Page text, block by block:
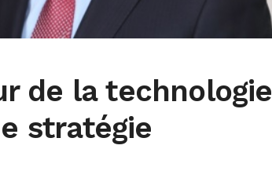
de la technologie
stratégie